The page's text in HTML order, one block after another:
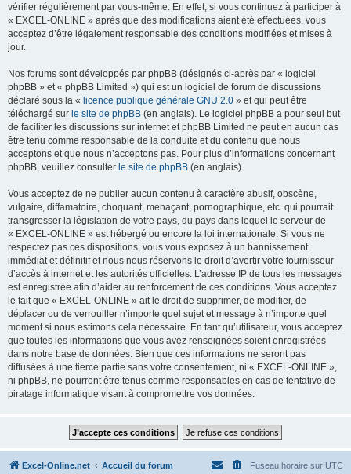
vérifier régulièrement par vous-même. En effet, si vous continuez à participer à
« EXCEL-ONLINE » après que des modifications aient été effectuées, vous
acceptez d’être légalement responsable des conditions modifiées et mises à
jour.
Nos forums sont développés par phpBB (désignés ci-après par « logiciel
phpBB » et « phpBB Limited ») qui est un logiciel de forum de discussions
déclaré sous la « licence publique générale GNU 2.0 » et qui peut être
téléchargé sur le site de phpBB (en anglais). Le logiciel phpBB a pour seul but
de faciliter les discussions sur internet et phpBB Limited ne peut en aucun cas
être tenu comme responsable de la conduite et du contenu que nous
acceptons et que nous n’acceptons pas. Pour plus d’informations concernant
phpBB, veuillez consulter le site de phpBB (en anglais).
Vous acceptez de ne publier aucun contenu à caractère abusif, obscène,
vulgaire, diffamatoire, choquant, menaçant, pornographique, etc. qui pourrait
transgresser la législation de votre pays, du pays dans lequel le serveur de
« EXCEL-ONLINE » est hébergé ou encore la loi internationale. Si vous ne
respectez pas ces dispositions, vous vous exposez à un bannissement
immédiat et définitif et nous nous réservons le droit d’avertir votre fournisseur
d’accès à internet et les autorités officielles. L’adresse IP de tous les messages
est enregistrée afin d’aider au renforcement de ces conditions. Vous acceptez
le fait que « EXCEL-ONLINE » ait le droit de supprimer, de modifier, de
déplacer ou de verrouiller n’importe quel sujet et message à n’importe quel
moment si nous estimons cela nécessaire. En tant qu’utilisateur, vous acceptez
que toutes les informations que vous avez renseignées soient enregistrées
dans notre base de données. Bien que ces informations ne seront pas
diffusées à une tierce partie sans votre consentement, ni « EXCEL-ONLINE »,
ni phpBB, ne pourront être tenus comme responsables en cas de tentative de
piratage informatique visant à compromettre vos données.
Excel-Online.net Accueil du forum Fuseau horaire sur UTC